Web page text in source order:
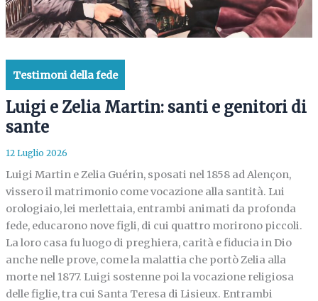
Testimoni della fede
Luigi e Zelia Martin: santi e genitori di
sante
12 Luglio 2026
Luigi Martin e Zelia Guérin, sposati nel 1858 ad Alençon,
vissero il matrimonio come vocazione alla santità. Lui
orologiaio, lei merlettaia, entrambi animati da profonda
fede, educarono nove figli, di cui quattro morirono piccoli.
La loro casa fu luogo di preghiera, carità e fiducia in Dio
anche nelle prove, come la malattia che portò Zelia alla
morte nel 1877. Luigi sostenne poi la vocazione religiosa
delle figlie, tra cui Santa Teresa di Lisieux. Entrambi